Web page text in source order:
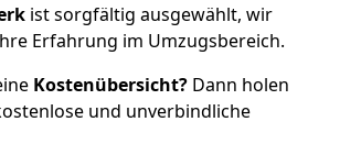
ist sorgfältig ausgewählt, wir
Erfahrung im Umzugsbereich.
Kostenübersicht? Dann holen
und unverbindliche